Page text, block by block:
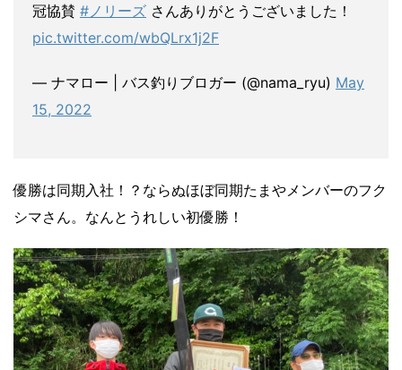
冠協賛 #ノリーズ さんありがとうございました！
pic.twitter.com/wbQLrx1j2F
— ナマロー | バス釣りブロガー (@nama_ryu) May
15, 2022
優勝は同期入社！？ならぬほぼ同期たまやメンバーのフク
シマさん。なんとうれしい初優勝！